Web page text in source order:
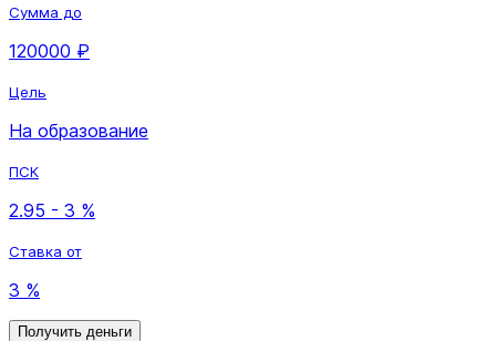
Сумма до
120000 ₽
Цель
На образование
ПСК
2.95 - 3 %
Ставка от
3 %
Получить деньги